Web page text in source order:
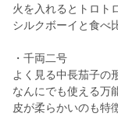
火を入れるとトロト
シルクボーイと食べ
・千両二号
よく見る中長茄子の
なんにでも使える万
皮が柔らかいのも特